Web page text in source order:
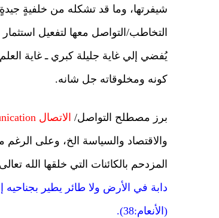
شيفرتها، وما قد تشكله من خلفيةٍ
التخاطب/التواصل معها لتفعيل
يُفضي إلي غاية جليلة كبري ـ غاية
كونه ومخلوقاته جل شانه.
برز مصطلح التواصل/ الاتصال Communication
والاقتصاد والسياسة الخ، وعلى الرغم
المزدحم بالكائنات التي خلقها الله
دابة في الأرض ولا طائر يطير
(الأنعام:38).